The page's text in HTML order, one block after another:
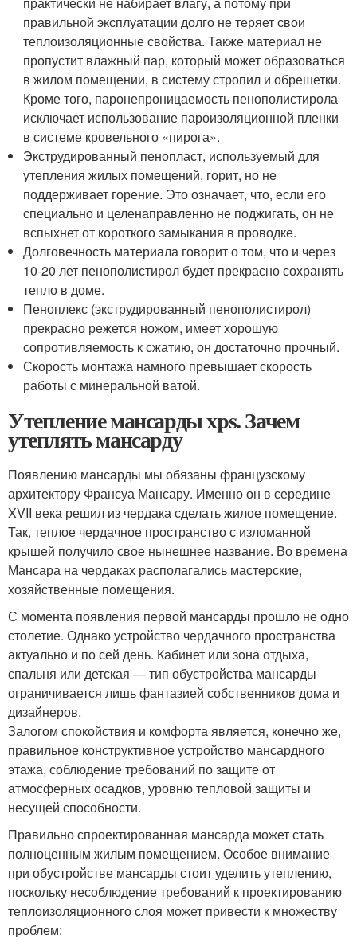
правильной эксплуатации долго не теряет свои
теплоизоляционные свойства. Также материал не
пропустит влажный пар, который может образоваться
в жилом помещении, в систему стропил и обрешетки.
Кроме того, паронепроницаемость пенополистирола
исключает использование пароизоляционной пленки
в системе кровельного «пирога».
Экструдированный пенопласт, используемый для
утепления жилых помещений, горит, но не
поддерживает горение. Это означает, что, если его
специально и целенаправленно не поджигать, он не
вспыхнет от короткого замыкания в проводке.
Долговечность материала говорит о том, что и через
10-20 лет пенополистирол будет прекрасно сохранять
тепло в доме.
Пеноплекс (экструдированный пенополистирол)
прекрасно режется ножом, имеет хорошую
сопротивляемость к сжатию, он достаточно прочный.
Скорость монтажа намного превышает скорость
работы с минеральной ватой.
Утепление мансарды xps. Зачем
утеплять мансарду
Появлению мансарды мы обязаны французскому
архитектору Франсуа Мансару. Именно он в середине
XVII века решил из чердака сделать жилое помещение.
Так, теплое чердачное пространство с изломанной
крышей получило свое нынешнее название. Во времена
Мансара на чердаках располагались мастерские,
хозяйственные помещения.
С момента появления первой мансарды прошло не одно
столетие. Однако устройство чердачного пространства
актуально и по сей день. Кабинет или зона отдыха,
спальня или детская — тип обустройства мансарды
ограничивается лишь фантазией собственников дома и
дизайнеров.
Залогом спокойствия и комфорта является, конечно же,
правильное конструктивное устройство мансардного
этажа, соблюдение требований по защите от
атмосферных осадков, уровню тепловой защиты и
несущей способности.
Правильно спроектированная мансарда может стать
полноценным жилым помещением. Особое внимание
при обустройстве мансарды стоит уделить утеплению,
поскольку несоблюдение требований к проектированию
теплоизоляционного слоя может привести к множеству
проблем: